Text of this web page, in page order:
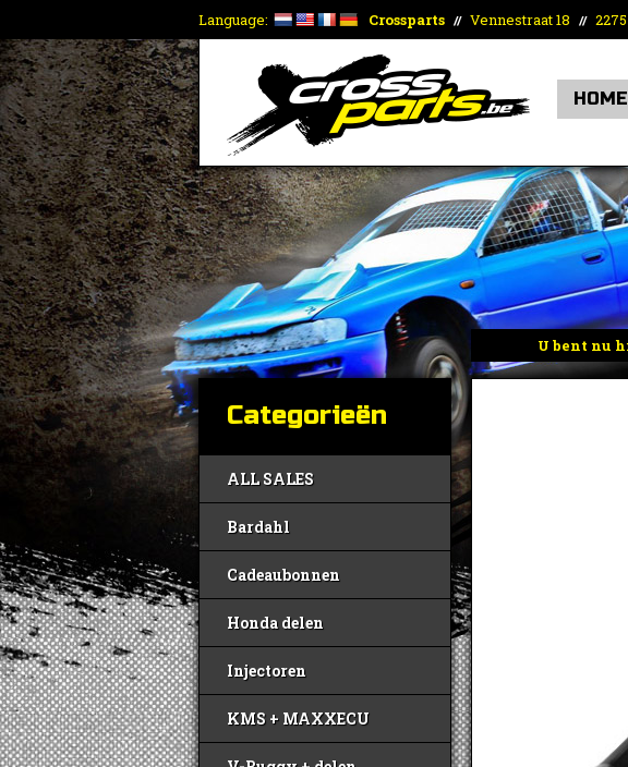
Language: Crossparts // Vennestraat 18 //
HOME
U bent nu
Categorieën
ALL SALES
Bardahl
Cadeaubonnen
Honda delen
Injectoren
KMS + MAXXECU